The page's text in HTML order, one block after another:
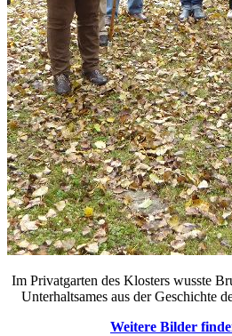
Im Privatgarten des Klosters wusste
Unterhaltsames aus der Geschichte
Weitere Bilder